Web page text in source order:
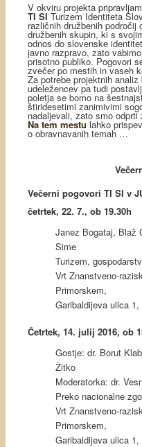
V okviru projekta
TI SITurizem Identiteta
različnih družbenih
družbenih skupin, ki s
odnos do slovenske
javno razpravo, zato
prisotno publiko. Pogovori
zvečer po mestih in vaseh
Za potrebe projektnih
udeležencev pa tudi
poletja se bomo na
štiridesetimi zanimivimi
nadaljevali, zato smo
Na tem mestulahko
o obravnavanih temah …
Večerni pogovori TI SI v
četrtek, 22. 7., ob 19.30h
Janez Bogataj, Blaž
Sime
Turizem,
Vrt Znanstveno-
Primorskem,
Garibaldijeva ulica 1,
Četrtek, 14. julij 2016, ob
Gostje: dr. Borut
Žitko
Moderatorka: dr.
Preko nacionalne
Vrt Znanstveno-
Primorskem,
Garibaldijeva ulica 1,